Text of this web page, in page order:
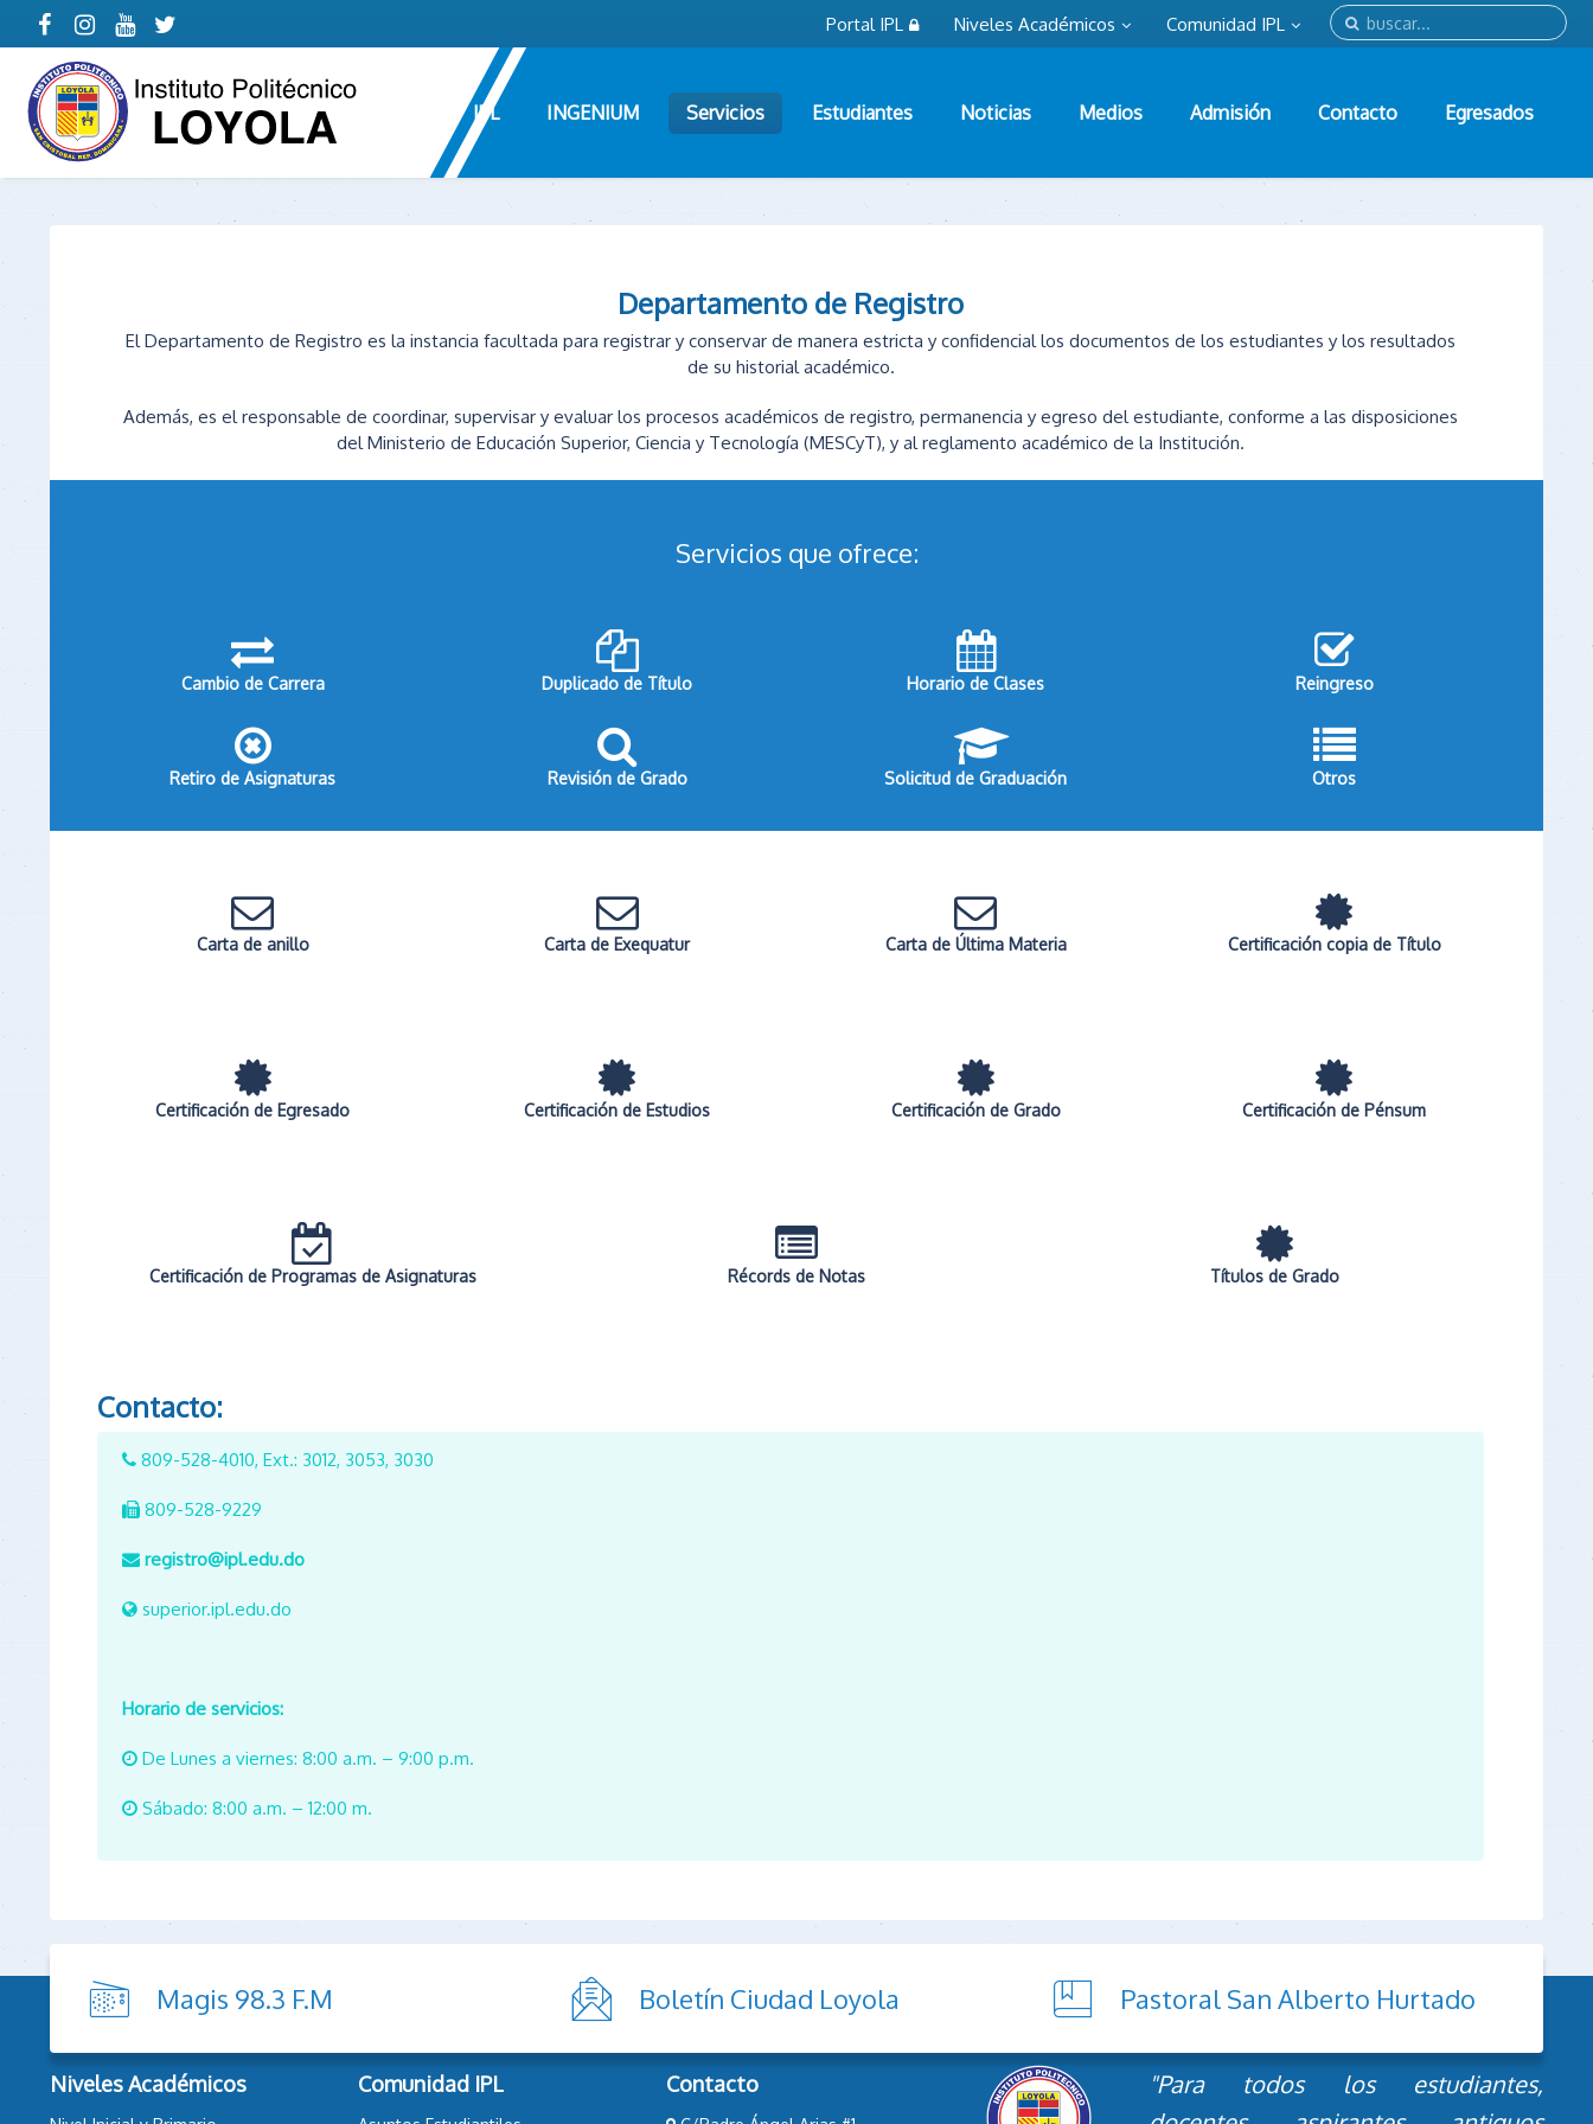
Comunidad IPL
Niveles Académicos
Portal IPL
IPL INGENIUM Servicios Estudiantes Noticias Medios Admisión Contacto Egresados
Departamento de Registro
El Departamento de Registro es la instancia facultada para registrar y conservar de manera estricta y confidencial los documentos de los estudiantes y los resultados
de su historial académico.
Además, es el responsable de coordinar, supervisar y evaluar los procesos académicos de registro, permanencia y egreso del estudiante, conforme a las disposiciones
del Ministerio de Educación Superior, Ciencia y Tecnología (MESCyT), y al reglamento académico de la Institución.
Servicios que ofrece:
Cambio de Carrera
Retiro de Asignaturas
Duplicado de Título
Revisión de Grado
Horario de Clases
Solicitud de Graduación
Reingreso
Otros
Carta de anillo Carta de Exequatur Carta de Última Materia Certificación copia de Título
Certificación de Egresado Certificación de Estudios Certificación de Grado Certificación de Pénsum
Certificación de Programas de Asignaturas Récords de Notas Títulos de Grado
Contacto:
809-528-4010, Ext.: 3012, 3053, 3030
809-528-9229
registro@ipl.edu.do
superior.ipl.edu.do
Horario de servicios:
De Lunes a viernes: 8:00 a.m. – 9:00 p.m.
Sábado: 8:00 a.m. – 12:00 m.
Magis 98.3 F.M Boletín Ciudad Loyola Pastoral San Alberto Hurtado
Niveles Académicos Comunidad IPL Contacto
"Para todos los estudiantes,